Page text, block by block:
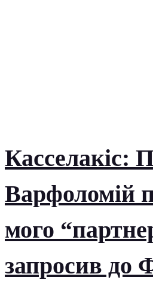
Касселакіс:
Варфоломій
мого
запросив до